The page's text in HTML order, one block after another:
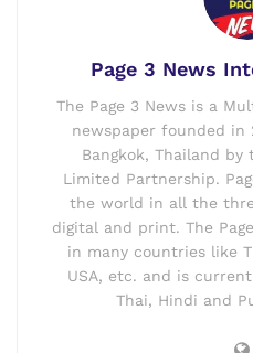
Page 3 News
The Page 3 News is a
newspaper founded in
Bangkok, Thailand by
Limited Partnership.
the world in all the
digital and print. The
in many countries like
USA, etc. and is
Thai, Hindi and